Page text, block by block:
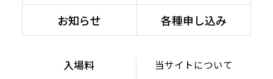
お知らせ
各種申し込み
入場料
当サイトについて